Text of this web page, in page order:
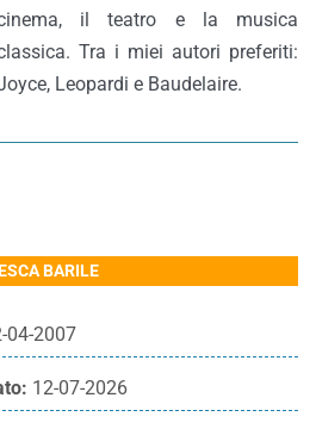
il teatro e la musica
Tra i miei autori preferiti:
Leopardi e Baudelaire.
BARILE
04-2007
12-07-2026